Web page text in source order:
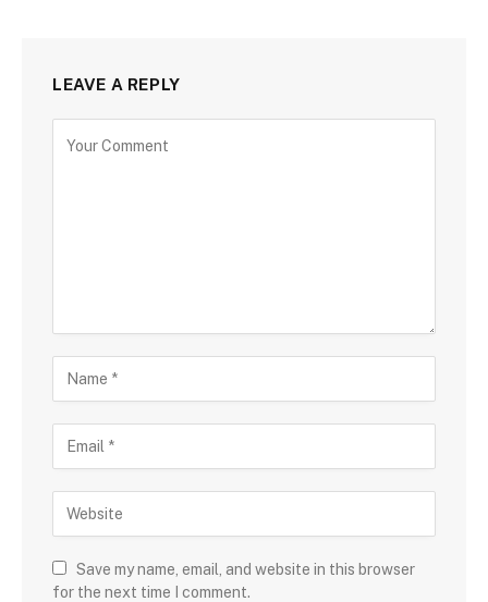
LEAVE A REPLY
Save my name, email, and website in this browser
for the next time I comment.